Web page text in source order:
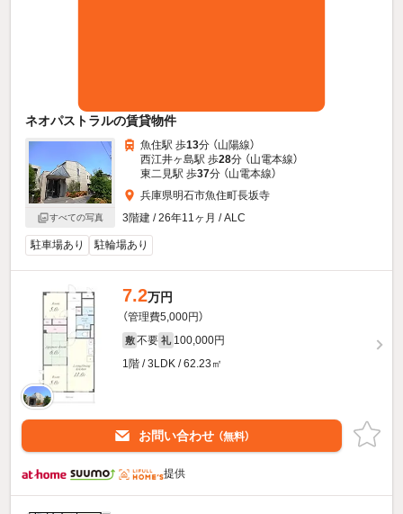
ネオパストラルの賃貸物件
すべての写真
魚住駅 歩13分 （山陽線）
西江井ヶ島駅 歩28分 （山電本線）
東二見駅 歩37分 （山電本線）
兵庫県明石市魚住町長坂寺
3階建 / 26年11ヶ月 / ALC
駐車場あり 駐輪場あり
7.2万円
（管理費5,000円）
敷 不要 礼 100,000円
1階 / 3LDK / 62.23㎡
お問い合わせ （無料）
提供